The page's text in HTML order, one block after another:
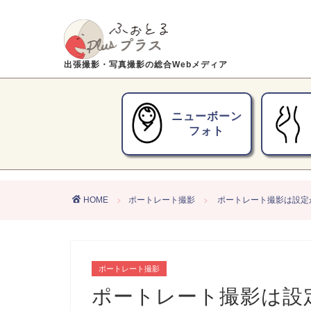
出張撮影・写真撮影の総合Webメディア
ニューボーン
フォト
HOME ポートレート撮影 ポートレート撮影は設
ポートレート撮影
ポートレート撮影は